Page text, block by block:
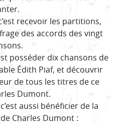
recevoir les partitions,
des accords des vingt
posséder dix chansons de
Édith Piaf, et découvrir
de tous les titres de ce
Dumont.
aussi bénéficier de la
Charles Dumont :